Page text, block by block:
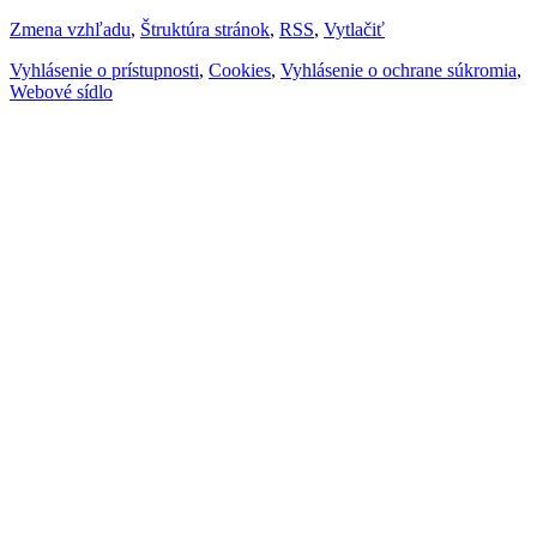
Zmena vzhľadu, Štruktúra stránok, RSS, Vytlačiť
Vyhlásenie o prístupnosti, Cookies, Vyhlásenie o ochrane súkromia,
Webové sídlo